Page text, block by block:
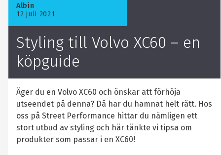
Albin
12 juli 2021
Styling till Volvo XC60 – en
köpguide
Äger du en Volvo XC60 och önskar att förhöja
utseendet på denna? Då har du hamnat helt rätt. Hos
oss på Street Performance hittar du nämligen ett
stort utbud av styling och här tänkte vi tipsa om
produkter som passar i en XC60!